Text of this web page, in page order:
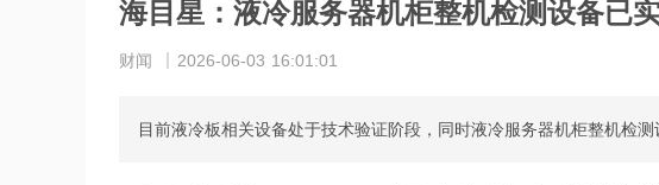
海目星：液冷服务器机柜整机检测设备已
财闻 2026-06-03 16:01:01
目前液冷板相关设备处于技术验证阶段，同时液冷服务器机柜整机检测